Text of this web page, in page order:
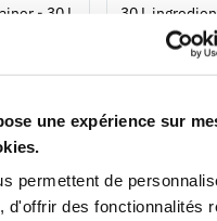
une expérience sur
permettent de
d'offrir des fonctionnalités
- 30 L 30 L
+ lids - 4
€183.99 HT